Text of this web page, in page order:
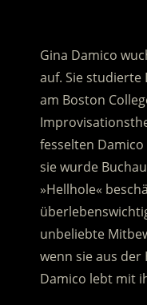
Gina Damico
auf. Sie studierte
am Boston
fesselten
sie wurde
»Hellhole«
unbeliebte
wenn sie aus der
Damico lebt mit